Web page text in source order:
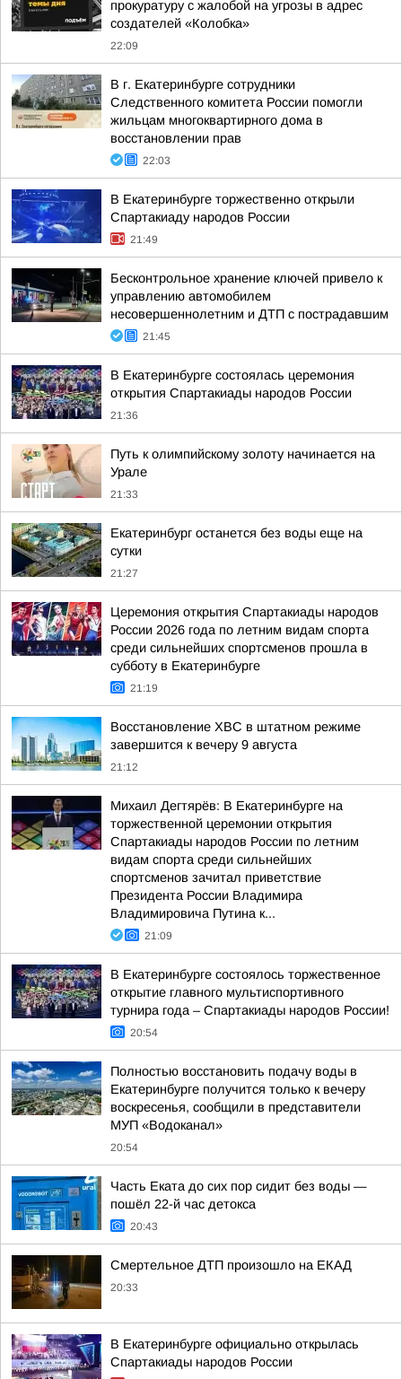
прокуратуру с жалобой на угрозы в адрес
создателей «Колобка»
22:09
В г. Екатеринбурге сотрудники
Следственного комитета России помогли
жильцам многоквартирного дома в
восстановлении прав
22:03
В Екатеринбурге торжественно открыли
Спартакиаду народов России
21:49
Бесконтрольное хранение ключей привело к
управлению автомобилем
несовершеннолетним и ДТП с пострадавшим
21:45
В Екатеринбурге состоялась церемония
открытия Спартакиады народов России
21:36
Путь к олимпийскому золоту начинается на
Урале
21:33
Екатеринбург останется без воды еще на
сутки
21:27
Церемония открытия Спартакиады народов
России 2026 года по летним видам спорта
среди сильнейших спортсменов прошла в
субботу в Екатеринбурге
21:19
Восстановление ХВС в штатном режиме
завершится к вечеру 9 августа
21:12
Михаил Дегтярёв: В Екатеринбурге на
торжественной церемонии открытия
Спартакиады народов России по летним
видам спорта среди сильнейших
спортсменов зачитал приветствие
Президента России Владимира
Владимировича Путина к...
21:09
В Екатеринбурге состоялось торжественное
открытие главного мультиспортивного
турнира года – Спартакиады народов России!
20:54
Полностью восстановить подачу воды в
Екатеринбурге получится только к вечеру
воскресенья, сообщили в представители
МУП «Водоканал»
20:54
Часть Еката до сих пор сидит без воды —
пошёл 22-й час детокса
20:43
Смертельное ДТП произошло на ЕКАД
20:33
В Екатеринбурге официально открылась
Спартакиады народов России